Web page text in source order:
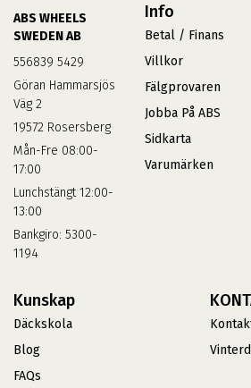
ABS WHEELS
SWEDEN AB
556839 5429
Göran Hammarsjös
Väg 2
19572 Rosersberg
Mån-Fre 08:00-
17:00
Lunchstängt 12:00-
13:00
Bankgiro: 5300-
1194
Info
Betal / Finans
Villkor
Fälgprovaren
Jobba På ABS
Sidkarta
Varumärken
Kunskap
Däckskola
Blog
FAQs